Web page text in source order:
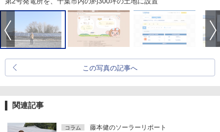
この写真の記事へ
関連記事
コラム 藤本健のソーラーリポート